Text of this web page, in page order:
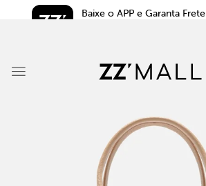
Baixe o APP e Garanta Frete